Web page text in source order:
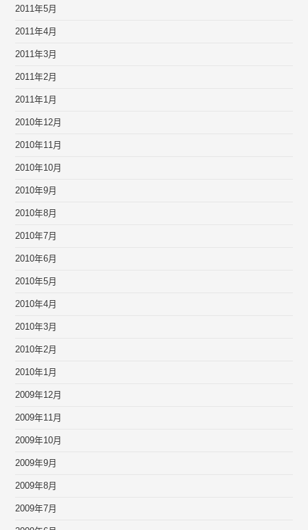
2011年5月
2011年4月
2011年3月
2011年2月
2011年1月
2010年12月
2010年11月
2010年10月
2010年9月
2010年8月
2010年7月
2010年6月
2010年5月
2010年4月
2010年3月
2010年2月
2010年1月
2009年12月
2009年11月
2009年10月
2009年9月
2009年8月
2009年7月